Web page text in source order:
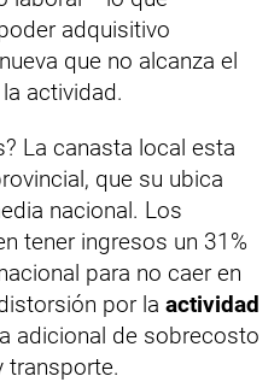
adquisitivo
que no alcanza el
actividad.
La canasta local esta
que su ubica
nacional. Los
tener ingresos un 31%
para no caer en
por la actividad
adicional de sobrecosto
transporte.